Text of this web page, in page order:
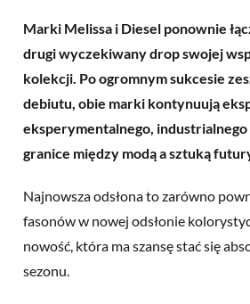
Marki Melissa i Diesel ponownie
drugi wyczekiwany drop swojej
kolekcji. Po ogromnym sukcesie
debiutu, obie marki kontynuują
eksperymentalnego, industrialnego
granice między modą a sztuką
Najnowsza odsłona to zarówno
fasonów w nowej odsłonie
nowość, która ma szansę stać się
sezonu.